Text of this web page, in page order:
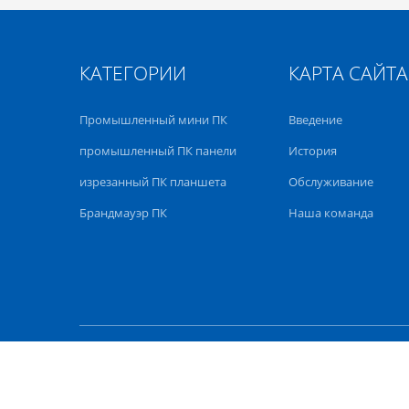
КАТЕГОРИИ
Промышленный мини ПК
промышленный ПК панели
изрезанный ПК планшета
Брандмауэр ПК
КАРТА САЙТА
Введение
История
Обслуживание
Наша команда